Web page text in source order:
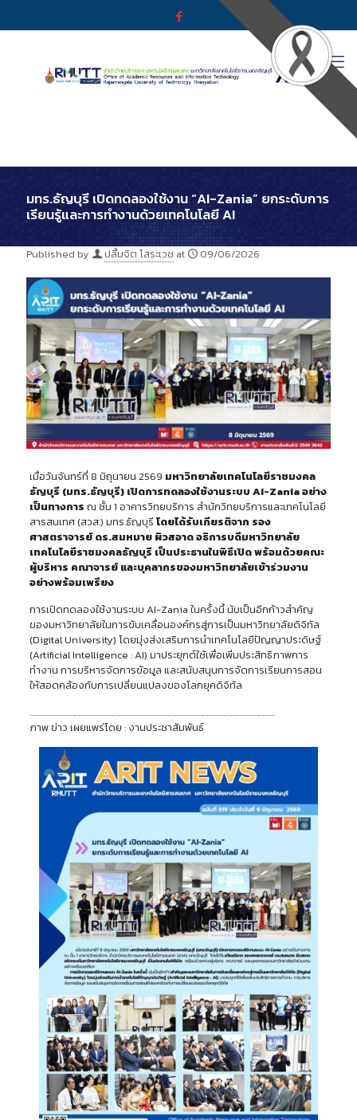
มทร.ธัญบุรี เปิดทดลองใช้งาน “AI-Zania” ยกระดับการ
เรียนรู้และการทำงานด้วยเทคโนโลยี AI
Published by ปลื้มจิต โสระเวช at 09/06/2026
เมื่อวันจันทร์ที่ 8 มิถุนายน 2569 มหาวิทยาลัยเทคโนโลยีราชมงคล
ธัญบุรี (มทร.ธัญบุรี) เปิดการทดลองใช้งานระบบ AI-Zaniaอย่าง
เป็นทางการ ณ ชั้น 1 อาคารวิทยบริการ สำนักวิทยบริการและเทคโนโลยี
สารสนเทศ (สวส.) มทร.ธัญบุรี โดยได้รับเกียรติจาก รอง
ศาสตราจารย์ ดร.สมหมาย ผิวสอาด อธิการบดีมหาวิทยาลัย
เทคโนโลยีราชมงคลธัญบุรี เป็นประธานในพิธีเปิดพร้อมด้วยคณะ
ผู้บริหาร คณาจารย์ และบุคลากรของมหาวิทยาลัยเข้าร่วมงาน
อย่างพร้อมเพรียง
การเปิดทดลองใช้งานระบบ AI-Zania ในครั้งนี้นับเป็นอีกก้าวสำคัญ
ของมหาวิทยาลัยในการขับเคลื่อนองค์กรสู่การเป็นมหาวิทยาลัยดิจิทัล
(Digital University) โดยมุ่งส่งเสริมการนำเทคโนโลยีปัญญาประดิษฐ์
(Artificial Intelligence : AI) มาประยุกต์ใช้เพื่อเพิ่มประสิทธิภาพการ
ทำงาน การบริหารจัดการข้อมูล และสนับสนุนการจัดการเรียนการสอน
ให้สอดคล้องกับการเปลี่ยนแปลงของโลกยุคดิจิทัล
……………………………………………………………………………………………………………………
ภาพ ข่าว เผยแพร่โดย : งานประชาสัมพันธ์